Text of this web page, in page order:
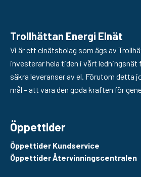
Trollhättan Energi Elnät
Vi är ett elnätsbolag som ägs av
investerar hela tiden i vårt ledningsnät
säkra leveranser av el. Förutom detta
mål – att vara den goda kraften för
Öppettider
Öppettider Kundservice
Öppettider Återvinningscentralen